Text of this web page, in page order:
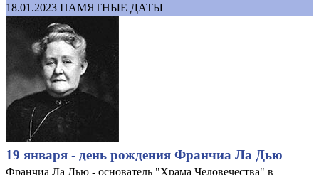
18.01.2023 ПАМЯТНЫЕ ДАТЫ
19 января - день рождения Франчиа Ла Дью
Франчиа Ла Дью - основатель "Храма Человечества" в